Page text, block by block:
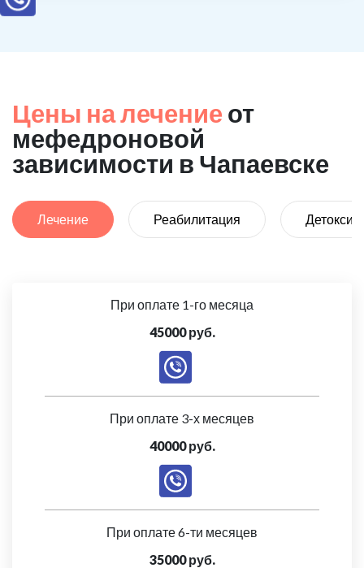
Цены на лечение от
мефедроновой
зависимости в Чапаевске
Лечение Реабилитация
При оплате 1-го месяца
45000 руб.
При оплате 3-х месяцев
40000 руб.
При оплате 6-ти месяцев
35000 руб.